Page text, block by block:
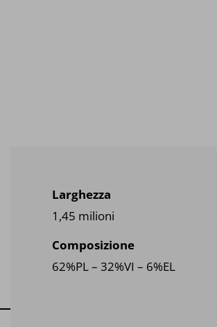
Larghezza
1,45 milioni
Composizione
62%PL – 32%VI – 6%EL